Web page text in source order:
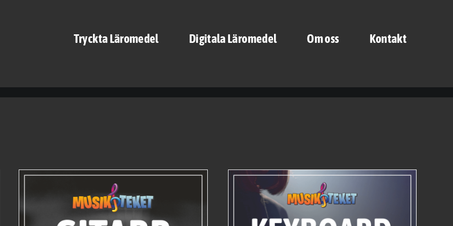
Tryckta Läromedel Digitala Läromedel Om oss Kontakt